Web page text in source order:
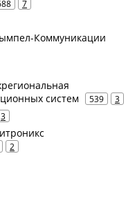
7
Коммуникации
систем
539 3
3
2